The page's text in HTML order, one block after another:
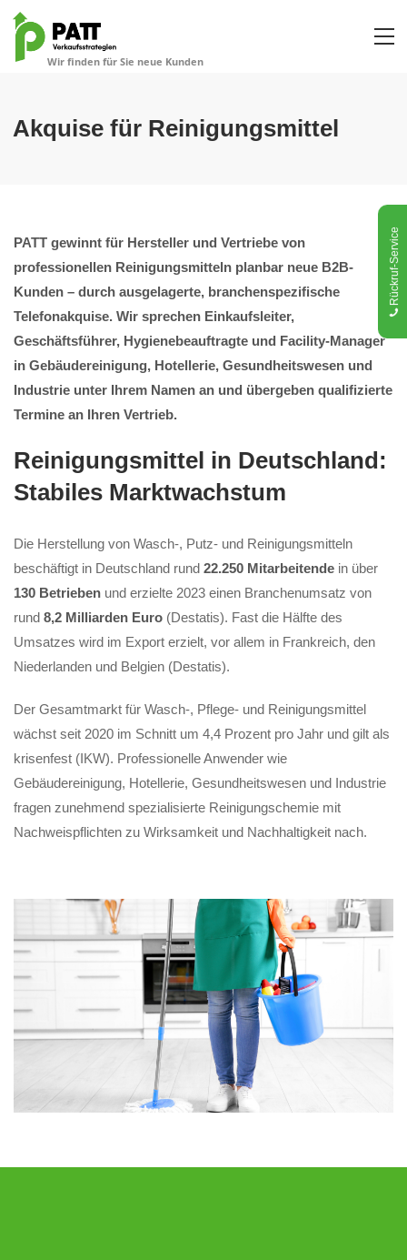
Akquise für Reinigungsmittel
PATT gewinnt für Hersteller und Vertriebe von
professionellen Reinigungsmitteln planbar neue B2B-
Kunden – durch ausgelagerte, branchenspezifische
Telefonakquise. Wir sprechen Einkaufsleiter,
Geschäftsführer, Hygienebeauftragte und Facility-Manager
in Gebäudereinigung, Hotellerie, Gesundheitswesen und
Industrie unter Ihrem Namen an und übergeben qualifizierte
Termine an Ihren Vertrieb.
Reinigungsmittel in Deutschland:
Stabiles Marktwachstum
Die Herstellung von Wasch-, Putz- und Reinigungsmitteln
beschäftigt in Deutschland rund 22.250 Mitarbeitende in über
130 Betrieben und erzielte 2023 einen Branchenumsatz von
rund 8,2 Milliarden Euro (Destatis). Fast die Hälfte des
Umsatzes wird im Export erzielt, vor allem in Frankreich, den
Niederlanden und Belgien (Destatis).
Der Gesamtmarkt für Wasch-, Pflege- und Reinigungsmittel
wächst seit 2020 im Schnitt um 4,4 Prozent pro Jahr und gilt als
krisenfest (IKW). Professionelle Anwender wie
Gebäudereinigung, Hotellerie, Gesundheitswesen und Industrie
fragen zunehmend spezialisierte Reinigungschemie mit
Nachweispflichten zu Wirksamkeit und Nachhaltigkeit nach.
Rückruf-Service